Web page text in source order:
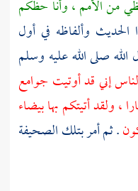
من الأمم ، وأنا حظكم
وألفاظه في أول
صلى الله عليه وسلم
إني قد أوتيت جوامع
، ولقد أتيتكم بها بيضاء
. ثم أمر بتلك الصحيفة